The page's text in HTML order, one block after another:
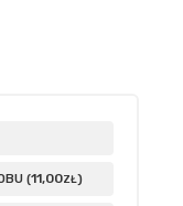
(11,00ZŁ)